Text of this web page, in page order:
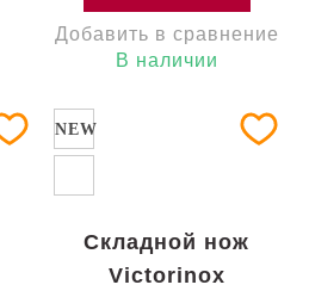
Добавить в сравнение
В наличии
NEW
Складной нож
Victorinox